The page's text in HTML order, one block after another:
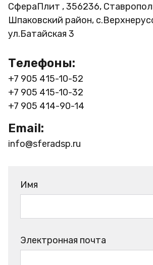
СфераПлит , 356236,
Шпаковский район,
ул.Батайская 3
Телефоны:
+7 905 415-10-52
+7 905 415-10-32
+7 905 414-90-14
Email:
info@sferadsp.ru
Имя
Электронная почта